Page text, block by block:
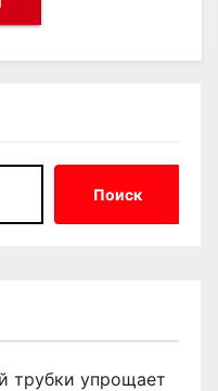
Поиск
трубки упрощает